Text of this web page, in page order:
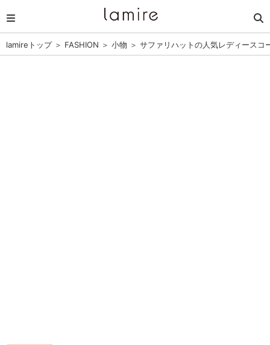
lamireトップ＞ FASHION ＞ 小物 ＞ サファリハットの人気レディース